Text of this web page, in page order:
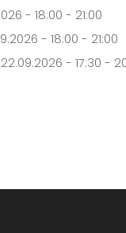
- 18:00 - 21:00
- 18:00 - 21:00
- 17:30 -